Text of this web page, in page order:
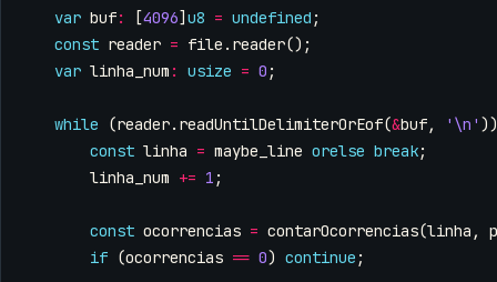
var buf: [4096] u8 = undefined ;
const reader = file . reader();
var linha_num : usize = 0 ;
while (reader. readUntilDelimiterOrEof(&buf, '\n' ))
const linha = maybe_line orelse break;
linha_num += 1 ;
const ocorrencias = contarOcorrencias(linha ,
if (ocorrencias == 0) continue ;